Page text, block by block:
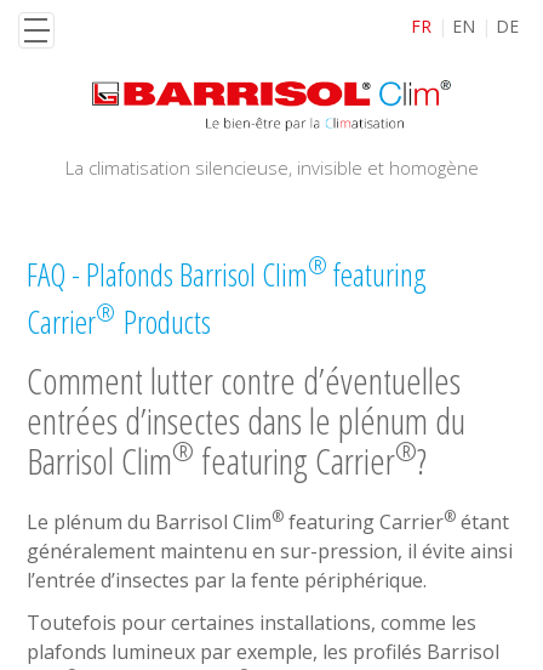
Aller
au
FR EN DE
La climatisation silencieuse, invisible et homogène
FAQ - Plafonds Barrisol Clim®featuring
Carrier® Products
Comment lutter contre d’éventuelles
entrées d’insectes dans le plénum du
Barrisol Clim® featuring Carrier®?
Le plénum du Barrisol Clim® featuring Carrier® étant
généralement maintenu en sur-pression, il évite ainsi
l’entrée d’insectes par la fente périphérique.
Toutefois pour certaines installations, comme les
plafonds lumineux par exemple, les profilés Barrisol